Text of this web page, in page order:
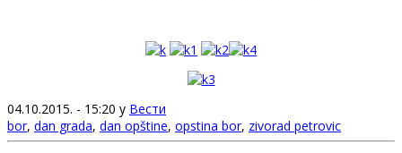
04.10.2015. - 15:20 у Вести
bor, dan grada, dan opštine, opstina bor, zivorad petrovic